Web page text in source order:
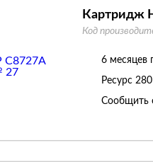
Картридж
Код
6 месяцев
Ресурс
Сообщить